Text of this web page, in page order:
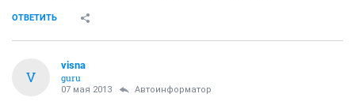
ОТВЕТИТЬ
V
visna
guru
07 мая 2013 Автоинформатор